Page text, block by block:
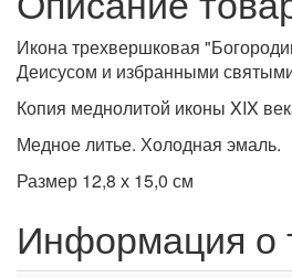
Икона трехвершковая
Деисусом и избранными
Копия меднолитой иконы XIX
Медное литье. Холодная эмаль.
Размер 12,8 х 15,0 см
Информация о